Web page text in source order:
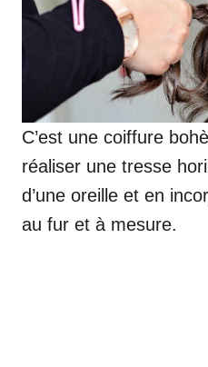
C’est une coiffure
réaliser une tresse
d’une oreille et en
au fur et à mesure.